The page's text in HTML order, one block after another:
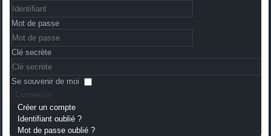
Mot de passe
Clé secrète
Se souvenir de moi
Connexion
Créer un compte
Identifiant oublié ?
Mot de passe oublié ?